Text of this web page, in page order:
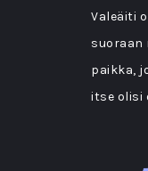
Valeäiti
suoraan
paikka,
itse olisi